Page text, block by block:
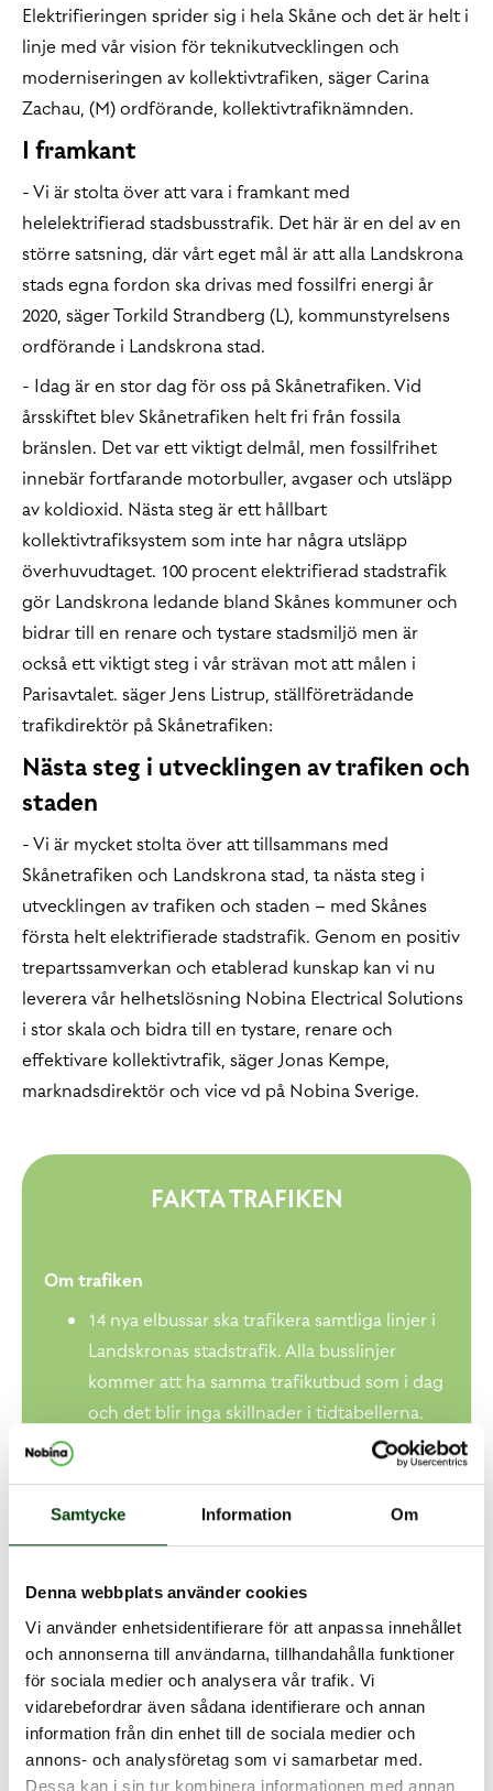
Samtycke Information Om
Denna webbplats använder cookies
Vi använder enhetsidentifierare för att anpassa innehållet
och annonserna till användarna, tillhandahålla funktioner
för sociala medier och analysera vår trafik. Vi
vidarebefordrar även sådana identifierare och annan
information från din enhet till de sociala medier och
annons- och analysföretag som vi samarbetar med.
Dessa kan i sin tur kombinera informationen med annan
Elektrifieringen sprider sig i hela Skåne och det är helt i
linje med vår vision för teknikutvecklingen och
moderniseringen av kollektivtrafiken, säger Carina
Zachau, (M) ordförande, kollektivtrafiknämnden.
I framkant
- Vi är stolta över att vara i framkant med
helelektrifierad stadsbusstrafik. Det här är en del av en
större satsning, där vårt eget mål är att alla Landskrona
stads egna fordon ska drivas med fossilfri energi år
2020, säger Torkild Strandberg (L), kommunstyrelsens
ordförande i Landskrona stad.
- Idag är en stor dag för oss på Skånetrafiken. Vid
årsskiftet blev Skånetrafiken helt fri från fossila
bränslen. Det var ett viktigt delmål, men fossilfrihet
innebär fortfarande motorbuller, avgaser och utsläpp
av koldioxid. Nästa steg är ett hållbart
kollektivtrafiksystem som inte har några utsläpp
överhuvudtaget. 100 procent elektrifierad stadstrafik
gör Landskrona ledande bland Skånes kommuner och
bidrar till en renare och tystare stadsmiljö men är
också ett viktigt steg i vår strävan mot att målen i
Parisavtalet. säger Jens Listrup, ställföreträdande
trafikdirektör på Skånetrafiken:
Nästa steg i utvecklingen av trafiken och
staden
- Vi är mycket stolta över att tillsammans med
Skånetrafiken och Landskrona stad, ta nästa steg i
utvecklingen av trafiken och staden – med Skånes
första helt elektrifierade stadstrafik. Genom en positiv
trepartssamverkan och etablerad kunskap kan vi nu
leverera vår helhetslösning Nobina Electrical Solutions
i stor skala och bidra till en tystare, renare och
effektivare kollektivtrafik, säger Jonas Kempe,
marknadsdirektör och vice vd på Nobina Sverige.
FAKTA TRAFIKEN
Om trafiken
14 nya elbussar ska trafikera samtliga linjer i
Landskronas stadstrafik. Alla busslinjer
kommer att ha samma trafikutbud som i dag
och det blir inga skillnader i tidtabellerna.
Landskronas stadstrafik hade 2,7 miljoner
resandeökning med 2,2 procent mot året
Bussarna innebär en klimatsmart trafik som
bidrar till en renare stadsluft och en
stadsmiljö med mindre buller. Elbussarna i
Landskrona kör på el märkt med
Naturskyddsföreningens märkning Bra
Miljöval. Bussarna sparar cirka 95 procent av